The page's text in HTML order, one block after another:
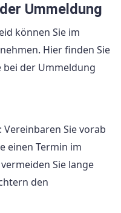
Ummeldung
können Sie im
Hier finden Sie
bei der Ummeldung
: Vereinbaren Sie vorab
einen Termin im
Sie lange
den